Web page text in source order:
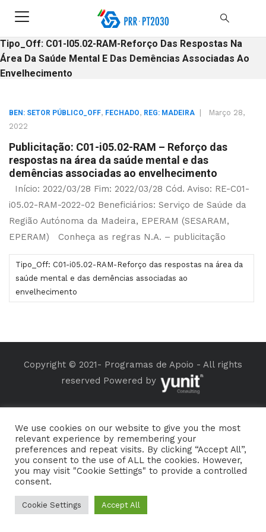
Tipo_Off: C01-I05.02-RAM-Reforço Das Respostas Na
Área Da Saúde Mental E Das Demências Associadas Ao
Envelhecimento
BEN: SETOR PÚBLICO_OFF, FECHADO, REG: MADEIRA
Março 28,
2022
Publicitação: C01-i05.02-RAM – Reforço das
respostas na área da saúde mental e das
demências associadas ao envelhecimento
Início: 2022/03/28 Fim: 2022/03/28 Cód. Aviso: RE-C01-
i05.02-RAM-2022-02 Beneficiários: Serviço de Saúde da
Região Autónoma da Madeira, EPERAM (SESARAM,
EPERAM) Conheça as regras N.A. – publicitação
Tipo_Off: C01-i05.02-RAM-Reforço das respostas na área da
saúde mental e das demências associadas ao
envelhecimento
Copyright © 2021- Programas de Apoio - All rights
reserved Powered by
We use cookies on our website to give you the most
relevant experience by remembering your
preferences and repeat visits. By clicking “Accept All”,
you consent to the use of ALL the cookies. However,
you may visit "Cookie Settings" to provide a controlled
consent.
Cookie Settings Accept All